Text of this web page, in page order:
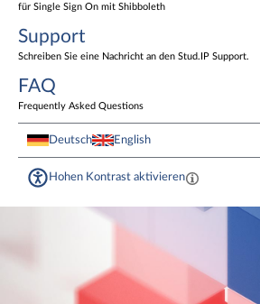
für Single Sign On mit Shibboleth
Support
Schreiben Sie eine Nachricht an den Stud.IP Support.
FAQ
Frequently Asked Questions
Deutsch English
Hohen Kontrast aktivieren